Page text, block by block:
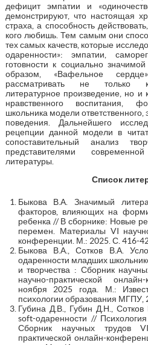
дефицит эмпатии и
демонстрируют, что настоящая
страха, а способность
кого любишь. Тем самым они
тех самых качеств, которые
одаренности»: эмпатии,
готовности к социально
образом, «Вафельное
рассматривать не только
литературное произведение, но
нравственного воспитания,
школьника модели
поведения. Дальнейшего
рецепции данной модели в
сопоставительный анализ
представителями
литературы.
Список
Быкова В.А. Значимый
факторов, влияющих на
ребенка // В сборнике: Новые
перемен. Материалы VI
конференции. М.: 2025. С. 416-
Быкова В.А., Сотков В.А.
одаренности младших
и творчества : Сборник
научно-практической
ноября 2025 года. М.:
психологии образования МГПУ,
Губина Д.В., Губин Д.Н.,
soft-одаренности //
Сборник научных трудов
практической онлайн-